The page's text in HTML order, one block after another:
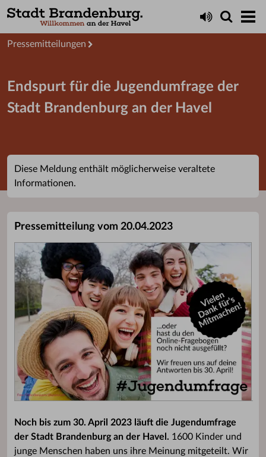
Presseservice
Pressemitteilungen
Endspurt für die Jugendumfrage der
Stadt Brandenburg an der Havel
Diese Meldung enthält möglicherweise veraltete
Informationen.
Pressemitteilung vom 20.04.2023
Noch bis zum 30. April 2023 läuft die Jugendumfrage
der Stadt Brandenburg an der Havel. 1600 Kinder und
junge Menschen haben uns ihre Meinung mitgeteilt. Wir